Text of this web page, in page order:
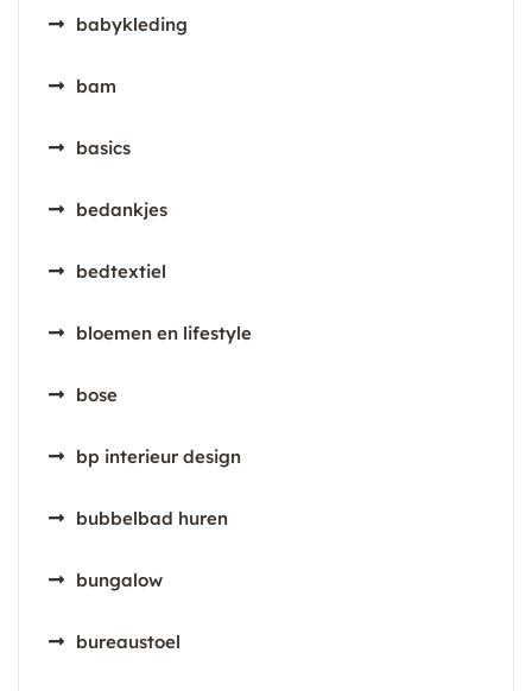
babykleding
bam
basics
bedankjes
bedtextiel
bloemen en lifestyle
bose
bp interieur design
bubbelbad huren
bungalow
bureaustoel